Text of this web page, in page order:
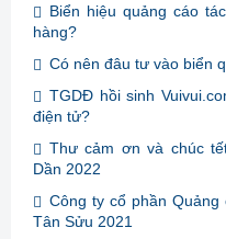
Biển hiệu quảng cáo
hàng?
Có nên đâu tư vào biển
TGDĐ hồi sinh
điện tử?
Thư cảm ơn và chúc
Dần 2022
Công ty cổ phần Quảng
Tân Sửu 2021